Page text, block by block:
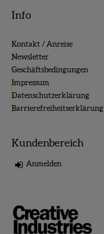
Info
Kontakt / Anreise
Newsletter
Geschäftsbedingungen
Impressum
Datenschutzerklärung
Barrierefreiheitserklärung
Kundenbereich
Anmelden